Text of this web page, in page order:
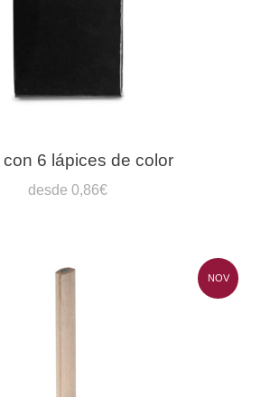
con 6 lápices de color
desde 0,86€
NOV